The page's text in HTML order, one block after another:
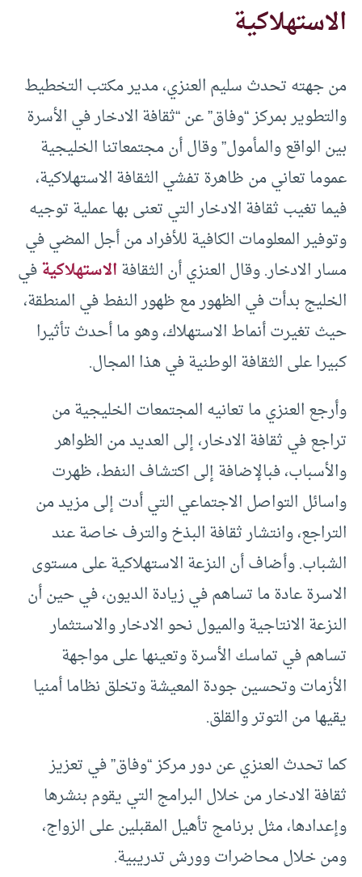
الاستهلاكية
من جهته تحدث سليم العنزي، مدير مكتب التخطيط
والتطوير بمركز “وفاق” عن “ثقافة الادخار في الأسرة
بين الواقع والمأمول” وقال أن مجتمعاتنا الخليجية
عموما تعاني من ظاهرة تفشي الثقافة الاستهلاكية،
فيما تغيب ثقافة الادخار التي تعنى بها عملية توجيه
وتوفير المعلومات الكافية للأفراد من أجل المضي في
مسار الادخار. وقال العنزي أن الثقافةالاستهلاكيةفي
الخليج بدأت في الظهور مع ظهور النفط في المنطقة،
حيث تغيرت أنماط الاستهلاك، وهو ما أحدث تأثيرا
كبيرا على الثقافة الوطنية في هذا المجال.
وأرجع العنزي ما تعانيه المجتمعات الخليجية من
تراجع في ثقافة الادخار، إلى العديد من الظواهر
والأسباب، فبالإضافة إلى اكتشاف النفط، ظهرت
واسائل التواصل الاجتماعي التي أدت إلى مزيد من
التراجع، وانتشار ثقافة البذخ والترف خاصة عند
الشباب. وأضاف أن النزعة الاستهلاكية على مستوى
الاسرة عادة ما تساهم في زيادة الديون، في حين أن
النزعة الانتاجية والميول نحو الادخار والاستثمار
تساهم في تماسك الأسرة وتعينها على مواجهة
الأزمات وتحسين جودة المعيشة وتخلق نظاما أمنيا
يقيها من التوتر والقلق.
كما تحدث العنزي عن دور مركز “وفاق” في تعزيز
ثقافة الادخار من خلال البرامج التي يقوم بنشرها
وإعدادها، مثل برنامج تأهيل المقبلين على الزواج،
ومن خلال محاضرات وورش تدريبية.